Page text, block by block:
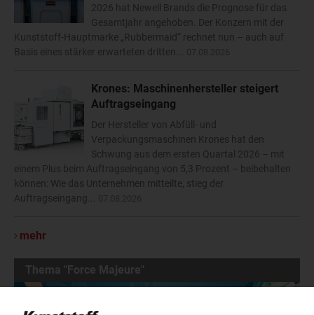
2026 hat Newell Brands die Prognose für das
Gesamtjahr angehoben. Der Konzern mit der
Kunststoff-Hauptmarke „Rubbermaid“ rechnet nun – auch auf
Basis eines stärker erwarteten dritten...
Krones: Maschinenhersteller steigert
Auftragseingang
Der Hersteller von Abfüll- und
Verpackungsmaschinen Krones hat den
Schwung aus dem ersten Quartal 2026 – mit
einem Plus beim Auftragseingang von 5,3 Prozent – beibehalten
können: Wie das Unternehmen mitteilte, stieg der
Auftragseingang...
mehr
Thema "Force Majeure"